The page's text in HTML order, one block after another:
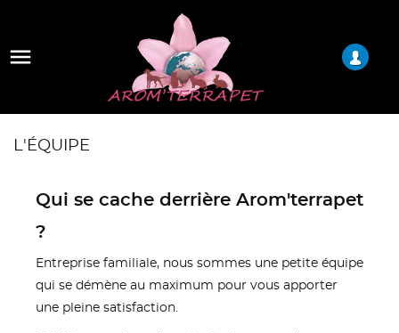

L'ÉQUIPE
Qui se cache derrière Arom'terrapet
?
Entreprise familiale, nous sommes une petite équipe
qui se démène au maximum pour vous apporter
une pleine satisfaction.